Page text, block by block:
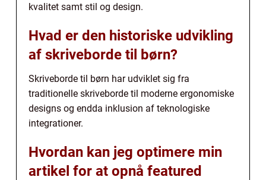
kvalitet samt stil og design.
Hvad er den historiske udvikling
af skriveborde til børn?
Skriveborde til børn har udviklet sig fra
traditionelle skriveborde til moderne ergonomiske
designs og endda inklusion af teknologiske
integrationer.
Hvordan kan jeg optimere min
artikel for at opnå featured